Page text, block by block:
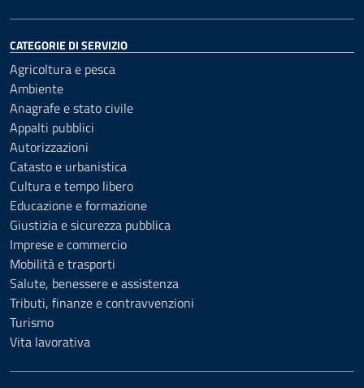
CATEGORIE DI SERVIZIO
Agricoltura e pesca
Ambiente
Anagrafe e stato civile
Appalti pubblici
Autorizzazioni
Catasto e urbanistica
Cultura e tempo libero
Educazione e formazione
Giustizia e sicurezza pubblica
Imprese e commercio
Mobilità e trasporti
Salute, benessere e assistenza
Tributi, finanze e contravvenzioni
Turismo
Vita lavorativa